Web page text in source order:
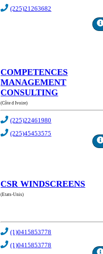
(225)21263682
COMPETENCES
MANAGEMENT
CONSULTING
(Côte d Ivoire)
(225)22461980
(225)45453575
CSR WINDSCREENS
(Etats-Unis)
(1)0415853778
(1)0415853778